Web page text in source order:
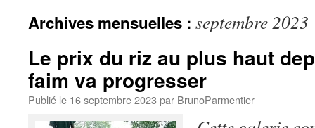
Archives mensuelles : septembre 2023
Le prix du riz au plus haut
faim va progresser
Publié le 16 septembre 2023 par BrunoParmentier